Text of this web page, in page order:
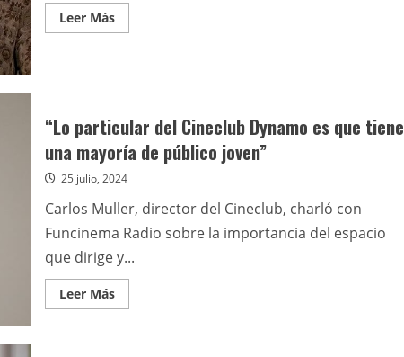
gira
nacional
Leer MásLeer
más
“Lo particular del Cineclub Dynamo es que tiene
una mayoría de público joven”
25 julio, 2024
Carlos Muller, director del Cineclub, charló con
Funcinema Radio sobre la importancia del espacio
que dirige y...
Leer MásLeer
más